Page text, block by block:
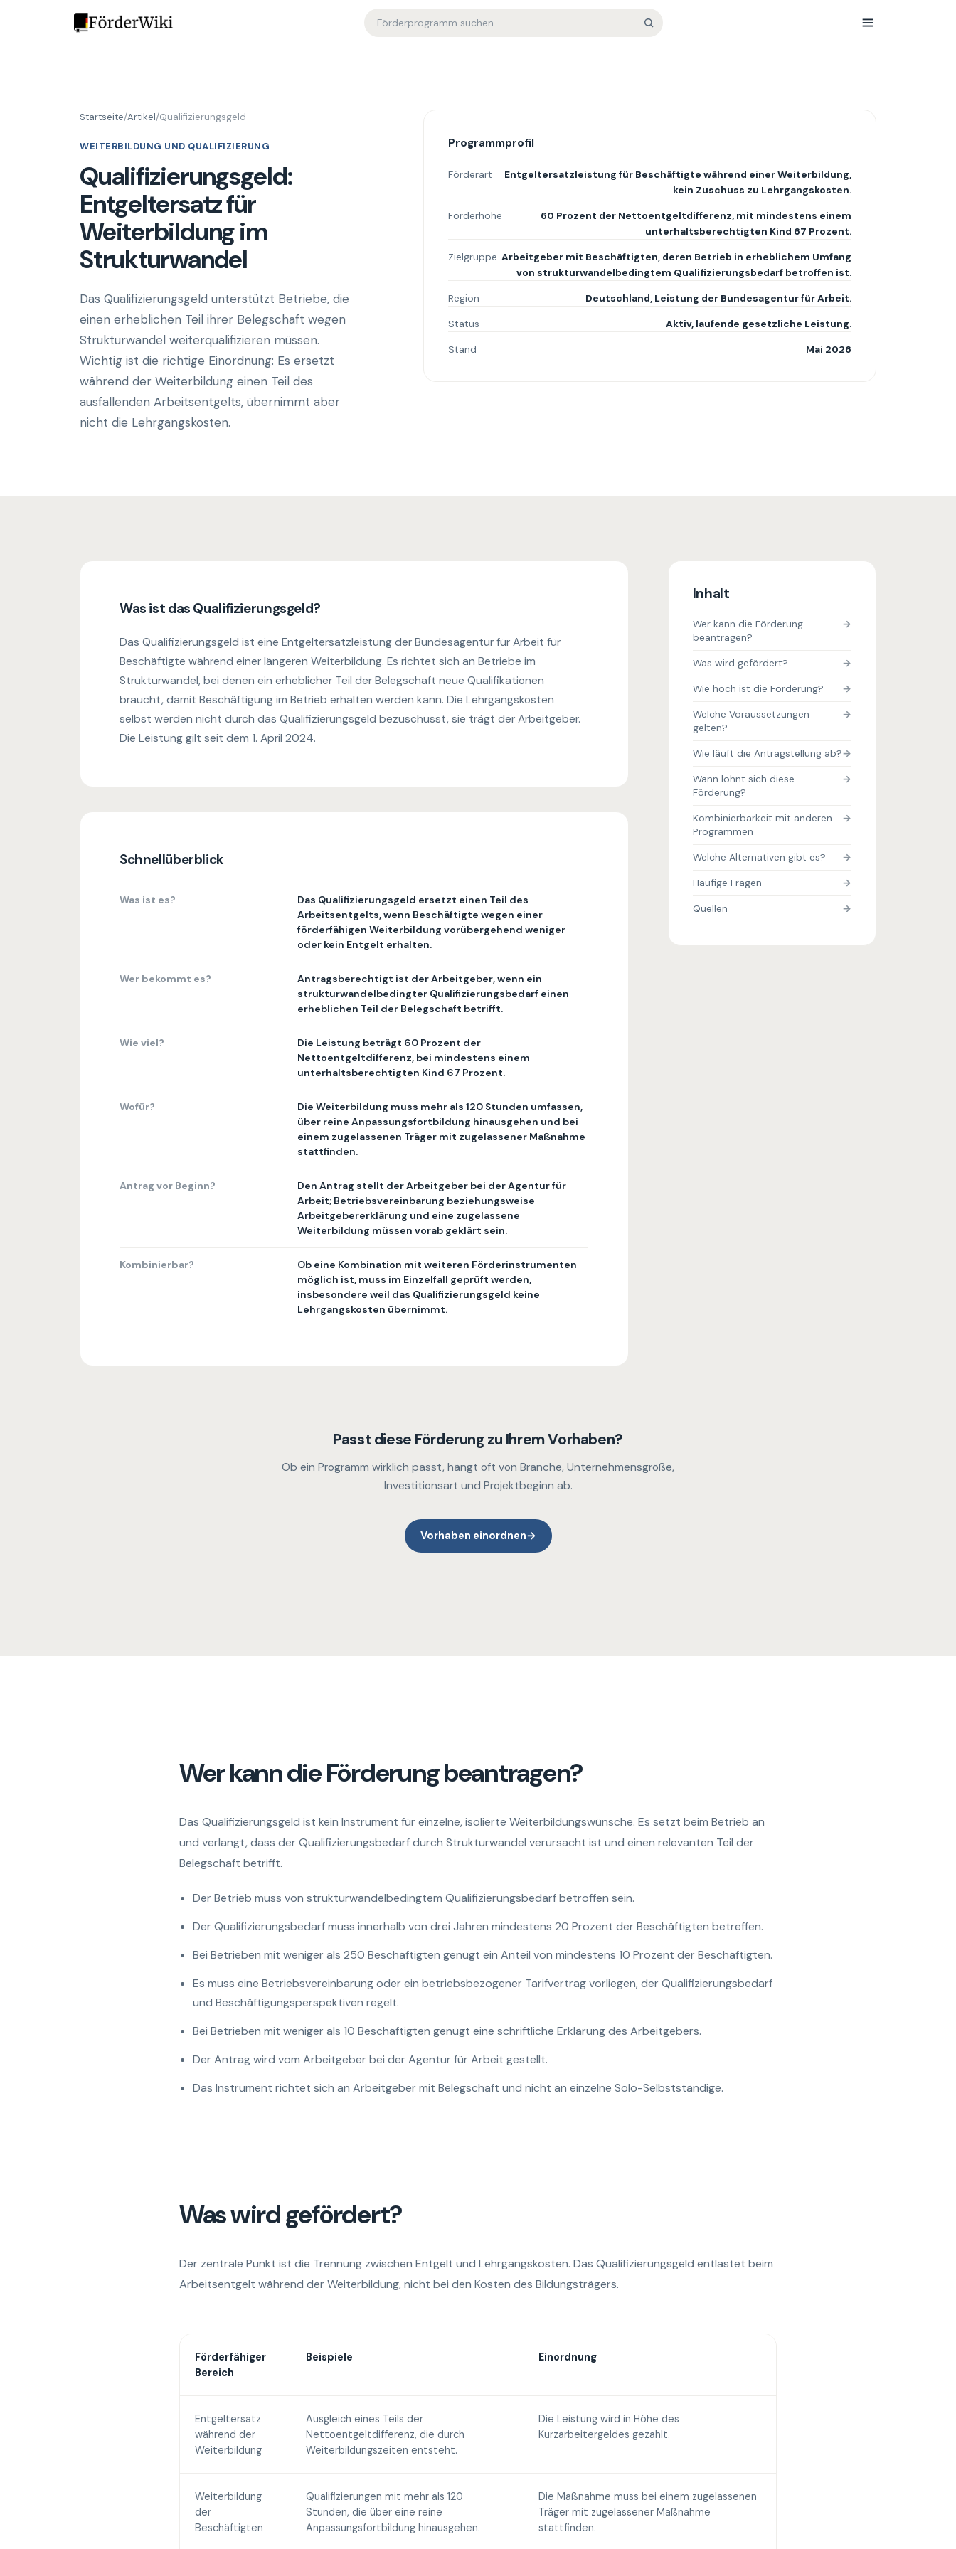
Startseite/Artikel/Qualifizierungsgeld
WEITERBILDUNG UND QUALIFIZIERUNG
Qualifizierungsgeld:
Entgeltersatz für
Weiterbildung im
Strukturwandel
Das Qualifizierungsgeld unterstützt Betriebe, die
einen erheblichen Teil ihrer Belegschaft wegen
Strukturwandel weiterqualifizieren müssen.
Wichtig ist die richtige Einordnung: Es ersetzt
während der Weiterbildung einen Teil des
ausfallenden Arbeitsentgelts, übernimmt aber
nicht die Lehrgangskosten.
Programmprofil
Förderart
Entgeltersatzleistung für Beschäftigte während einer Weiterbildung,
kein Zuschuss zu Lehrgangskosten.
Förderhöhe
60 Prozent der Nettoentgeltdifferenz, mit mindestens einem
unterhaltsberechtigten Kind 67 Prozent.
Zielgruppe Arbeitgeber mit Beschäftigten, deren Betrieb in erheblichem Umfang
von strukturwandelbedingtem Qualifizierungsbedarf betroffen ist.
Region
Deutschland, Leistung der Bundesagentur für Arbeit.
Status
Aktiv, laufende gesetzliche Leistung.
Stand
Mai 2026
Was ist das Qualifizierungsgeld?
Das Qualifizierungsgeld ist eine Entgeltersatzleistung der Bundesagentur für Arbeit für
Beschäftigte während einer längeren Weiterbildung. Es richtet sich an Betriebe im
Strukturwandel, bei denen ein erheblicher Teil der Belegschaft neue Qualifikationen
braucht, damit Beschäftigung im Betrieb erhalten werden kann. Die Lehrgangskosten
selbst werden nicht durch das Qualifizierungsgeld bezuschusst, sie trägt der Arbeitgeber.
Die Leistung gilt seit dem 1. April 2024.
Schnellüberblick
Was ist es?
Das Qualifizierungsgeld ersetzt einen Teil des
Arbeitsentgelts, wenn Beschäftigte wegen einer
förderfähigen Weiterbildung vorübergehend weniger
oder kein Entgelt erhalten.
Wer bekommt es?
Antragsberechtigt ist der Arbeitgeber, wenn ein
strukturwandelbedingter Qualifizierungsbedarf einen
erheblichen Teil der Belegschaft betrifft.
Wie viel?
Die Leistung beträgt 60 Prozent der
Nettoentgeltdifferenz, bei mindestens einem
unterhaltsberechtigten Kind 67 Prozent.
Wofür?
Die Weiterbildung muss mehr als 120 Stunden umfassen,
über reine Anpassungsfortbildung hinausgehen und bei
einem zugelassenen Träger mit zugelassener Maßnahme
stattfinden.
Antrag vor Beginn?
Den Antrag stellt der Arbeitgeber bei der Agentur für
Arbeit; Betriebsvereinbarung beziehungsweise
Arbeitgebererklärung und eine zugelassene
Weiterbildung müssen vorab geklärt sein.
Kombinierbar?
Ob eine Kombination mit weiteren Förderinstrumenten
möglich ist, muss im Einzelfall geprüft werden,
insbesondere weil das Qualifizierungsgeld keine
Lehrgangskosten übernimmt.
Inhalt
Wer kann die Förderung
beantragen?
Was wird gefördert?
Wie hoch ist die Förderung?
Welche Voraussetzungen
gelten?
Wie läuft die Antragstellung ab?
Wann lohnt sich diese
Förderung?
Kombinierbarkeit mit anderen
Programmen
Welche Alternativen gibt es?
Häufige Fragen
Quellen
Passt diese Förderung zu Ihrem Vorhaben?
Ob ein Programm wirklich passt, hängt oft von Branche, Unternehmensgröße,
Investitionsart und Projektbeginn ab.
Vorhaben einordnen→
Wer kann die Förderung beantragen?
Das Qualifizierungsgeld ist kein Instrument für einzelne, isolierte Weiterbildungswünsche. Es setzt beim Betrieb an
und verlangt, dass der Qualifizierungsbedarf durch Strukturwandel verursacht ist und einen relevanten Teil der
Belegschaft betrifft.
Der Betrieb muss von strukturwandelbedingtem Qualifizierungsbedarf betroffen sein.
Der Qualifizierungsbedarf muss innerhalb von drei Jahren mindestens 20 Prozent der Beschäftigten betreffen.
Bei Betrieben mit weniger als 250 Beschäftigten genügt ein Anteil von mindestens 10 Prozent der Beschäftigten.
Es muss eine Betriebsvereinbarung oder ein betriebsbezogener Tarifvertrag vorliegen, der Qualifizierungsbedarf
und Beschäftigungsperspektiven regelt.
Bei Betrieben mit weniger als 10 Beschäftigten genügt eine schriftliche Erklärung des Arbeitgebers.
Der Antrag wird vom Arbeitgeber bei der Agentur für Arbeit gestellt.
Das Instrument richtet sich an Arbeitgeber mit Belegschaft und nicht an einzelne Solo-Selbstständige.
Was wird gefördert?
Der zentrale Punkt ist die Trennung zwischen Entgelt und Lehrgangskosten. Das Qualifizierungsgeld entlastet beim
Arbeitsentgelt während der Weiterbildung, nicht bei den Kosten des Bildungsträgers.
Förderfähiger
Bereich
Beispiele Einordnung
Entgeltersatz
während der
Weiterbildung
Ausgleich eines Teils der
Nettoentgeltdifferenz, die durch
Weiterbildungszeiten entsteht.
Die Leistung wird in Höhe des
Kurzarbeitergeldes gezahlt.
Weiterbildung
der
Beschäftigten
Qualifizierungen mit mehr als 120
Stunden, die über eine reine
Anpassungsfortbildung hinausgehen.
Die Maßnahme muss bei einem zugelassenen
Träger mit zugelassener Maßnahme
stattfinden.